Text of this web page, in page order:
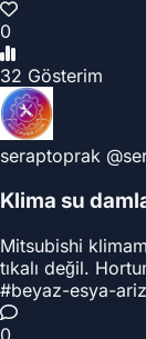
0
32 Gösterim
seraptoprak
Klima su
Mitsubishi
tıkalı değil.
#beyaz-esya-
0